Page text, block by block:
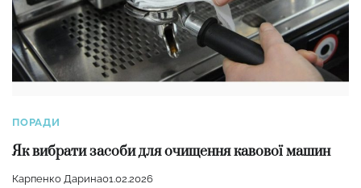
ПОРАДИ
Як вибрати засоби для очищення кавової машин
Карпенко Дарина01.02.2026